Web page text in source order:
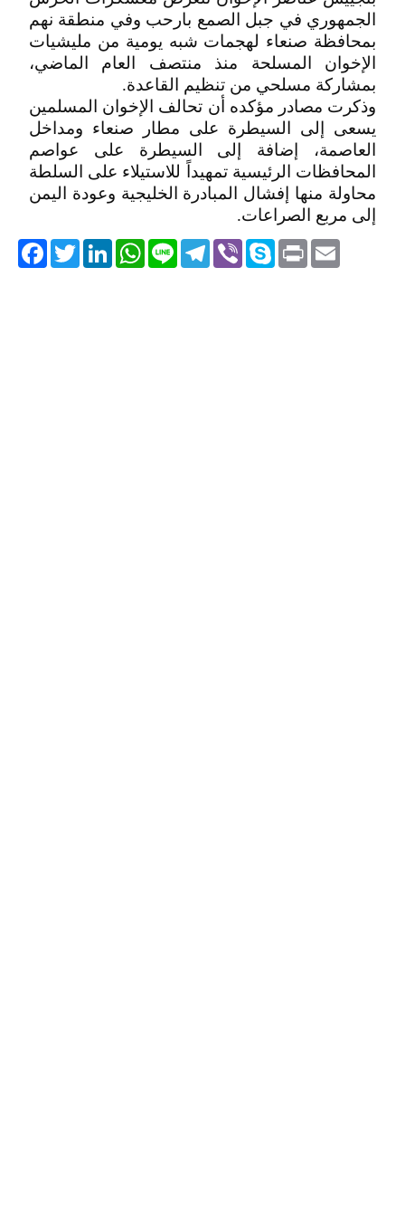
الجمهوري في جبل الصمع بارحب وفي منطقة نهم
بمحافظة صنعاء لهجمات شبه يومية من مليشيات
الإخوان المسلحة منذ منتصف العام الماضي،
بمشاركة مسلحي من تنظيم القاعدة.
وذكرت مصادر مؤكده أن تحالف الإخوان المسلمين
يسعى إلى السيطرة على مطار صنعاء ومداخل
العاصمة، إضافة إلى السيطرة على عواصم
المحافظات الرئيسية تمهيداً للاستيلاء على السلطة
محاولة منها إفشال المبادرة الخليجية وعودة اليمن
إلى مربع الصراعات.
TwitterLinkedIn
WhatsApp Line
Telegram ViberSkype PrintEmail